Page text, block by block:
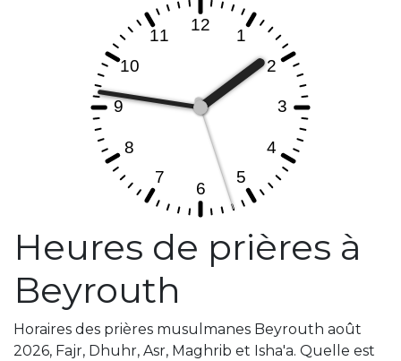
Heures de prières à
Beyrouth
Horaires des prières musulmanes Beyrouth août
2026, Fajr, Dhuhr, Asr, Maghrib et Isha'a. Quelle est